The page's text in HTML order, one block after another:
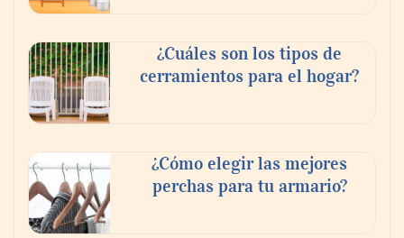
¿Cuáles son los tipos de
cerramientos para el hogar?
¿Cómo elegir las mejores
perchas para tu armario?